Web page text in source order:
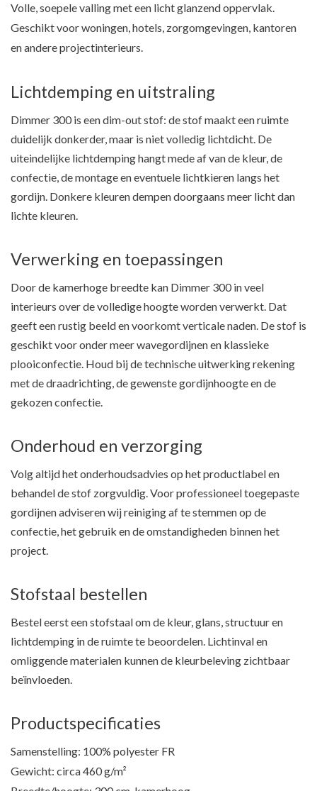
Volle, soepele valling met een licht glanzend oppervlak.
Geschikt voor woningen, hotels, zorgomgevingen, kantoren
en andere projectinterieurs.
Lichtdemping en uitstraling
Dimmer 300 is een dim-out stof: de stof maakt een ruimte
duidelijk donkerder, maar is niet volledig lichtdicht. De
uiteindelijke lichtdemping hangt mede af van de kleur, de
confectie, de montage en eventuele lichtkieren langs het
gordijn. Donkere kleuren dempen doorgaans meer licht dan
lichte kleuren.
Verwerking en toepassingen
Door de kamerhoge breedte kan Dimmer 300 in veel
interieurs over de volledige hoogte worden verwerkt. Dat
geeft een rustig beeld en voorkomt verticale naden. De stof is
geschikt voor onder meer wavegordijnen en klassieke
plooiconfectie. Houd bij de technische uitwerking rekening
met de draadrichting, de gewenste gordijnhoogte en de
gekozen confectie.
Onderhoud en verzorging
Volg altijd het onderhoudsadvies op het productlabel en
behandel de stof zorgvuldig. Voor professioneel toegepaste
gordijnen adviseren wij reiniging af te stemmen op de
confectie, het gebruik en de omstandigheden binnen het
project.
Stofstaal bestellen
Bestel eerst een stofstaal om de kleur, glans, structuur en
lichtdemping in de ruimte te beoordelen. Lichtinval en
omliggende materialen kunnen de kleurbeleving zichtbaar
beïnvloeden.
Productspecificaties
Samenstelling: 100% polyester FR
Gewicht: circa 460 g/m²